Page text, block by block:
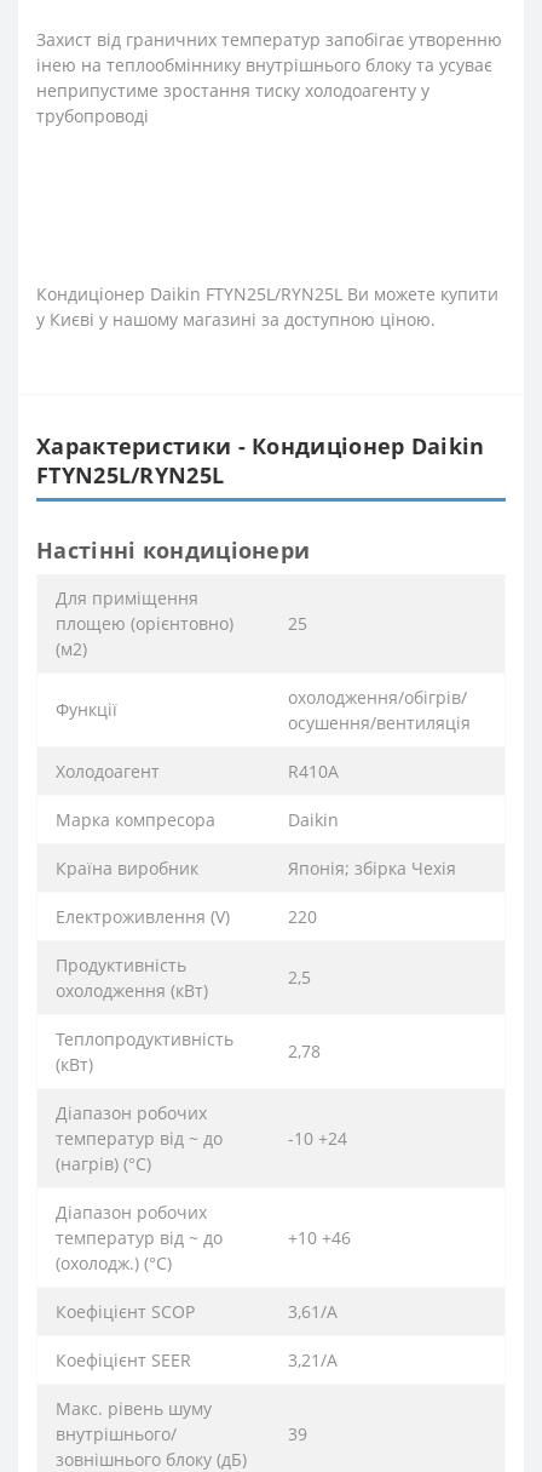
Захист від граничних температур запобігає утворенню
інею на теплообміннику внутрішнього блоку та усуває
неприпустиме зростання тиску холодоагенту у
трубопроводі
Кондиціонер Daikin FTYN25L/RYN25L Ви можете купити
у Києві у нашому магазині за доступною ціною.
Характеристики - Кондиціонер Daikin
FTYN25L/RYN25L
Настінні кондиціонери
Для приміщення
площею (орієнтовно)
(м2)
25
Функції
охолодження/обігрів/
осушення/вентиляція
Xолодоагент R410А
Марка компресора Daikin
Країна виробник Японія; збірка Чехія
Електроживлення (V) 220
Продуктивність
охолодження (кВт)
2,5
Теплопродуктивність
(кВт)
2,78
Діапазон робочих
температур від ~ до
(нагрів) (°C)
-10 +24
Діапазон робочих
температур від ~ до
(охолодж.) (°C)
+10 +46
Коефіцієнт SCOP 3,61/А
Коефіцієнт SEER 3,21/А
Макс. рівень шуму
внутрішнього/
зовнішнього блоку (дБ)
39